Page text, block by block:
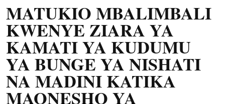
MATUKIO MBALIMBALI
KWENYE ZIARA YA
KAMATI YA KUDUMU
YA BUNGE YA NISHATI
NA MADINI KATIKA
MAONESHO YA